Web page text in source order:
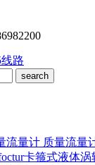
路
流量计 质量流量
卡箍式液体涡